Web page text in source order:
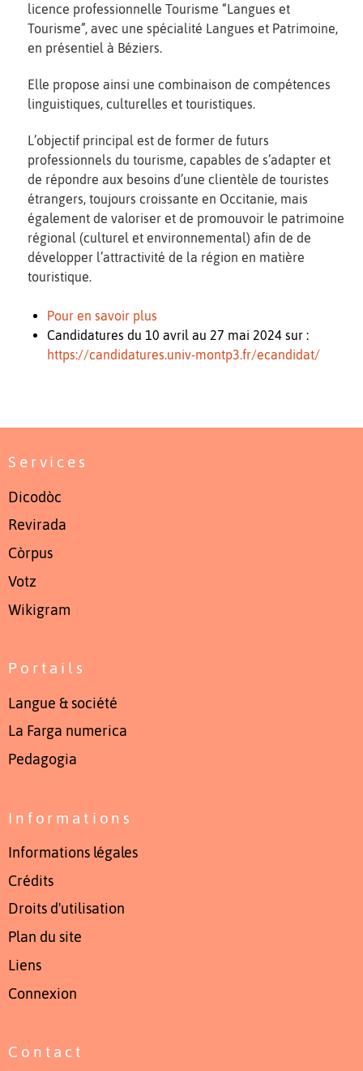
licence professionnelle Tourisme “Langues et
Tourisme”, avec une spécialité Langues et Patrimoine,
en présentiel à Béziers.
Elle propose ainsi une combinaison de compétences
linguistiques, culturelles et touristiques.
L’objectif principal est de former de futurs
professionnels du tourisme, capables de s’adapter et
de répondre aux besoins d’une clientèle de touristes
étrangers, toujours croissante en Occitanie, mais
également de valoriser et de promouvoir le patrimoine
régional (culturel et environnemental) afin de de
développer l’attractivité de la région en matière
touristique.
Pour en savoir plus
Candidatures du 10 avril au 27 mai 2024 sur :
https://candidatures.univ-montp3.fr/ecandidat/
Services
Dicodòc
Revirada
Còrpus
Votz
Wikigram
Portails
Langue & société
La Farga numerica
Pedagogia
Informations
Informations légales
Crédits
Droits d'utilisation
Plan du site
Liens
Connexion
Contact